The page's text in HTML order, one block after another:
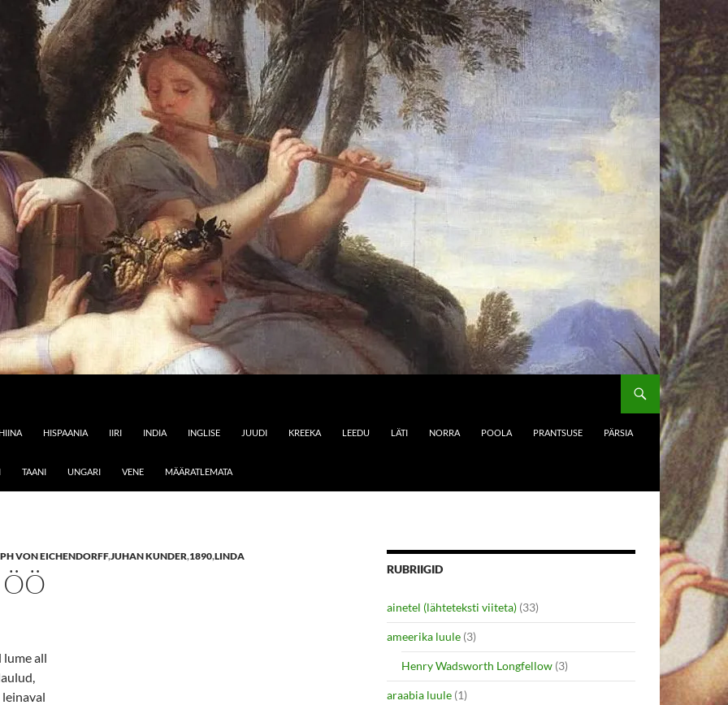
HIINA HISPAANIA IIRI INDIA INGLISE JUUDI KREEKA LEEDU LÄTI NORRA POOLA PRANTSUSE PÄRSIA
TAANI UNGARI VENE MÄÄRATLEMATA
VON EICHENDORFF,JUHAN KUNDER,1890,LINDA
lume all
RUBRIIGID
ainetel (lähteteksti viiteta) (33)
ameerika luule (3)
Henry Wadsworth Longfellow (3)
araabia luule (1)